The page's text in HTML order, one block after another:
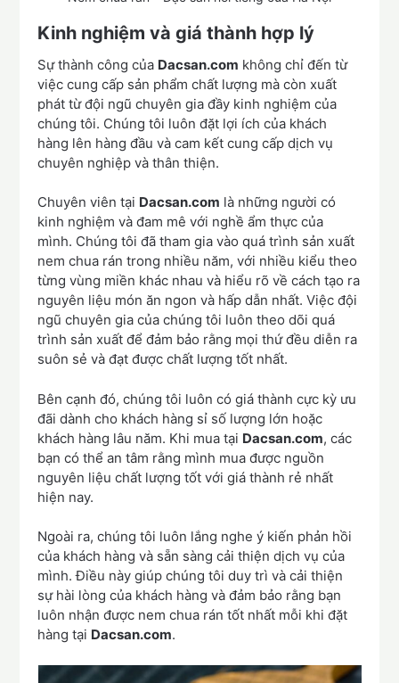
Kinh nghiệm và giá thành hợp lý
Sự thành công của Dacsan.com không chỉ đến từ
việc cung cấp sản phẩm chất lượng mà còn xuất
phát từ đội ngũ chuyên gia đầy kinh nghiệm của
chúng tôi. Chúng tôi luôn đặt lợi ích của khách
hàng lên hàng đầu và cam kết cung cấp dịch vụ
chuyên nghiệp và thân thiện.
Chuyên viên tại Dacsan.com là những người có
kinh nghiệm và đam mê với nghề ẩm thực của
mình. Chúng tôi đã tham gia vào quá trình sản xuất
nem chua rán trong nhiều năm, với nhiều kiểu theo
từng vùng miền khác nhau và hiểu rõ về cách tạo ra
nguyên liệu món ăn ngon và hấp dẫn nhất. Việc đội
ngũ chuyên gia của chúng tôi luôn theo dõi quá
trình sản xuất để đảm bảo rằng mọi thứ đều diễn ra
suôn sẻ và đạt được chất lượng tốt nhất.
Bên cạnh đó, chúng tôi luôn có giá thành cực kỳ ưu
đãi dành cho khách hàng sỉ số lượng lớn hoặc
khách hàng lâu năm. Khi mua tại Dacsan.com, các
bạn có thể an tâm rằng mình mua được nguồn
nguyên liệu chất lượng tốt với giá thành rẻ nhất
hiện nay.
Ngoài ra, chúng tôi luôn lắng nghe ý kiến phản hồi
của khách hàng và sẵn sàng cải thiện dịch vụ của
mình. Điều này giúp chúng tôi duy trì và cải thiện
sự hài lòng của khách hàng và đảm bảo rằng bạn
luôn nhận được nem chua rán tốt nhất mỗi khi đặt
hàng tại Dacsan.com.